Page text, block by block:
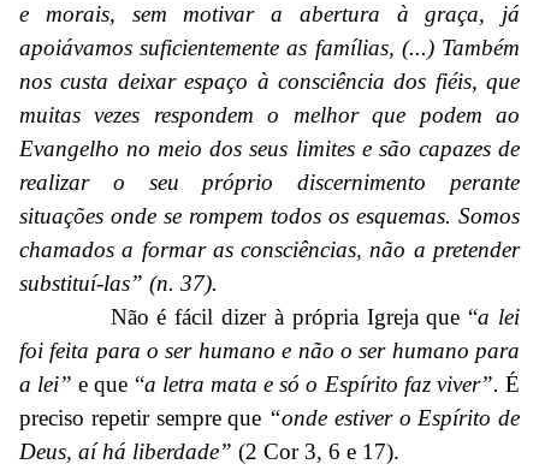
e morais, sem motivar a abertura à graça, já
apoiávamos suficientemente as famílias, (...) Também
nos custa deixar espaço à consciência dos fiéis, que
muitas vezes respondem o melhor que podem ao
Evangelho no meio dos seus limites e são capazes de
realizar o seu próprio discernimento perante
situações onde se rompem todos os esquemas. Somos
chamados a formar as consciências, não a pretender
substituí-las” (n. 37).
Não é fácil dizer à própria Igreja que “a lei
foi feita para o ser humano e não o ser humano para
a lei”e que “a letra mata e só o Espírito faz viver”. É
preciso repetir sempre que “onde estiver o Espírito de
Deus, aí há liberdade” (2 Cor 3, 6 e 17).